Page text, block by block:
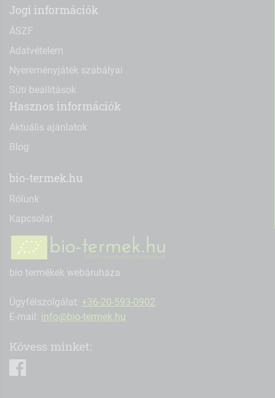
Jogi információk
ÁSZF
Adatvételem
Nyereményjáték szabályai
Süti beállítások
Hasznos információk
Aktuális ajánlatok
Blog
bio-termek.hu
Rólunk
Kapcsolat
bio termékek webáruháza
Ügyfélszolgálat: +36-20-593-0902
E-mail: info@bio-termek.hu
Kövess minket: